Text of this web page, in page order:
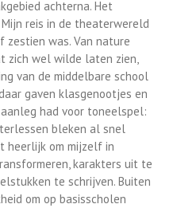
achterna. Het
reis in de theaterwereld
zestien was. Van nature
zich wel wilde laten zien,
van de middelbare school
gaven klasgenootjes en
had voor toneelspel:
bleken al snel
heerlijk om mijzelf in
karakters uit te
te schrijven. Buiten
om op basisscholen